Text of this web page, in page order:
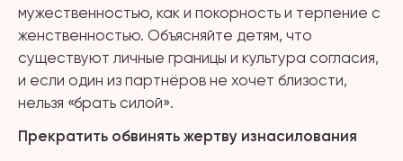
мужественностью, как и покорность и терпение с
женственностью. Объясняйте детям, что
существуют личные границы и культура согласия,
и если один из партнёров не хочет близости,
нельзя «брать силой».
Прекратить обвинять жертву изнасилования